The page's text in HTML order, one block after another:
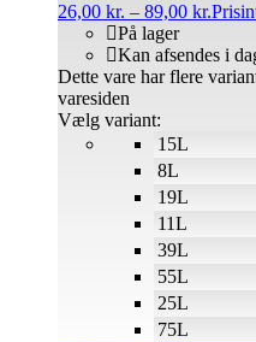
26,00 kr. – 89,00 kr.
På lager
Kan afsendes i
Vælg variant:
Dette vare har flere
varesiden
15L
8L
19L
11L
39L
55L
25L
75L